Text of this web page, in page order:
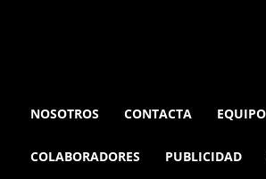
NOSOTROS CONTACTA EQUIPO
COLABORADORES PUBLICIDAD